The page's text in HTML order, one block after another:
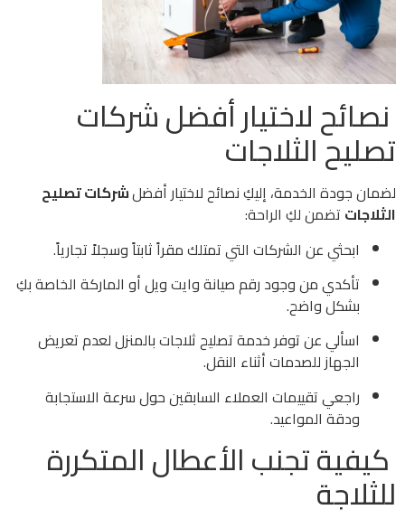
نصائح لاختيار أفضل شركات
تصليح الثلاجات
لضمان جودة الخدمة، إليكِ نصائح لاختيار أفضلشركات تصليح
الثلاجات تضمن لكِ الراحة:
ابحثي عن الشركات التي تمتلك مقراً ثابتاً وسجلاً تجارياً.
تأكدي من وجود رقم صيانة وايت ويل أو الماركة الخاصة بكِ
بشكل واضح.
اسألي عن توفر خدمة تصليح ثلاجات بالمنزل لعدم تعريض
الجهاز للصدمات أثناء النقل.
راجعي تقييمات العملاء السابقين حول سرعة الاستجابة
ودقة المواعيد.
كيفية تجنب الأعطال المتكررة
للثلاجة